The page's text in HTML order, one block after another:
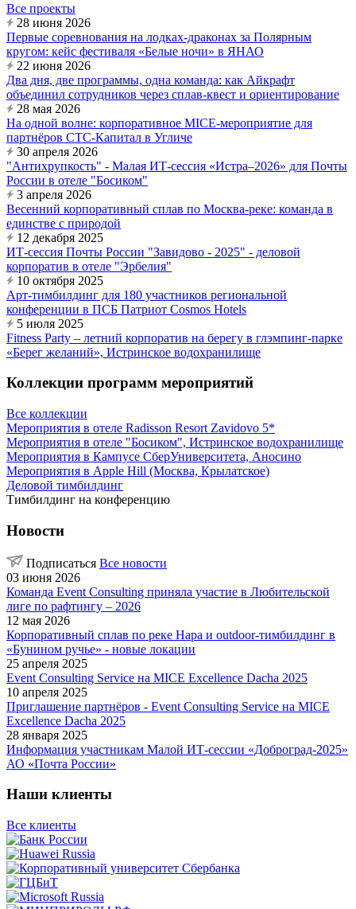
Все проекты
28 июня 2026
Первые соревнования на лодках-драконах за Полярным
кругом: кейс фестиваля «Белые ночи» в ЯНАО
22 июня 2026
Два дня, две программы, одна команда: как Айкрафт
объединил сотрудников через сплав-квест и ориентирование
28 мая 2026
На одной волне: корпоративное MICE-мероприятие для
партнёров СТС-Капитал в Угличе
30 апреля 2026
"Антихрупкость" - Малая ИТ-сессия «Истра–2026» для Почты
России в отеле "Босиком"
3 апреля 2026
Весенний корпоративный сплав по Москва-реке: команда в
единстве с природой
12 декабря 2025
ИТ-сессия Почты России "Завидово - 2025" - деловой
корпоратив в отеле "Эрбелия"
10 октября 2025
Арт-тимбилдинг для 180 участников региональной
конференции в ПСБ Патриот Cosmos Hotels
5 июля 2025
Fitness Party – летний корпоратив на берегу в глэмпинг-парке
«Берег желаний», Истринское водохранилище
Коллекции программ мероприятий
Все коллекции
Мероприятия в отеле Radisson Resort Zavidovo 5*
Мероприятия в отеле "Босиком", Истринское водохранилище
Мероприятия в Кампусе СберУниверситета, Аносино
Мероприятия в Apple Hill (Москва, Крылатское)
Деловой тимбилдинг
Тимбилдинг на конференцию
Новости
Подписаться Все новости
03 июня 2026
Команда Event Consulting приняла участие в Любительской
лиге по рафтингу – 2026
12 мая 2026
Корпоративный сплав по реке Нара и outdoor-тимбилдинг в
«Бунином ручье» - новые локации
25 апреля 2025
Event Consulting Service на MICE Excellence Dacha 2025
10 апреля 2025
Приглашение партнёров - Event Consulting Service на MICE
Excellence Dacha 2025
28 января 2025
Информация участникам Малой ИТ-сессии «Доброград-2025»
АО «Почта России»
Наши клиенты
Все клиенты